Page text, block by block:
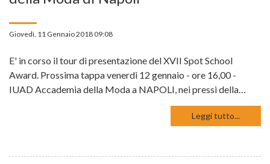
Giovedì, 11 Gennaio 2018 09:08
E' in corso il tour di presentazione del XVII Spot School
Award. Prossima tappa venerdi 12 gennaio - ore 16,00 -
IUAD Accademia della Moda a NAPOLI, nei pressi della…
Leggi tutto...